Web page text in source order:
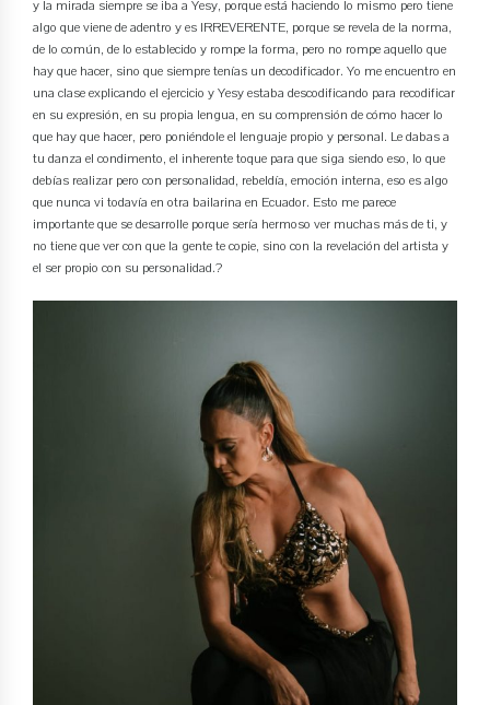
y la mirada siempre se iba a Yesy, porque está haciendo lo mismo pero tiene
algo que viene de adentro y es IRREVERENTE, porque se revela de la norma,
de lo común, de lo establecido y rompe la forma, pero no rompe aquello que
hay que hacer, sino que siempre tenías un decodificador. Yo me encuentro en
una clase explicando el ejercicio y Yesy estaba descodificando para recodificar
en su expresión, en su propia lengua, en su comprensión de cómo hacer lo
que hay que hacer, pero poniéndole el lenguaje propio y personal. Le dabas a
tu danza el condimento, el inherente toque para que siga siendo eso, lo que
debías realizar pero con personalidad, rebeldía, emoción interna, eso es algo
que nunca vi todavía en otra bailarina en Ecuador. Esto me parece
importante que se desarrolle porque sería hermoso ver muchas más de ti, y
no tiene que ver con que la gente te copie, sino con la revelación del artista y
el ser propio con su personalidad.?